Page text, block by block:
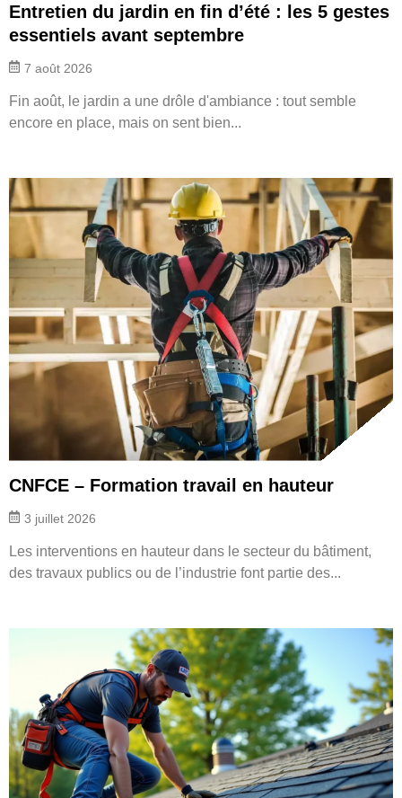
Entretien du jardin en fin d’été : les 5 gestes
essentiels avant septembre
7 août 2026
Fin août, le jardin a une drôle d'ambiance : tout semble
encore en place, mais on sent bien...
CNFCE – Formation travail en hauteur
3 juillet 2026
Les interventions en hauteur dans le secteur du bâtiment,
des travaux publics ou de l’industrie font partie des...